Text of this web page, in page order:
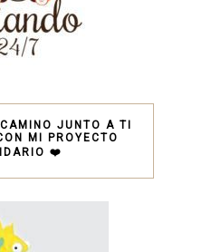
JUNTO A TI
MI PROYECTO
❤️